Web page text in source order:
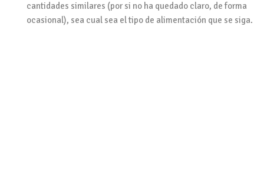
cantidades similares (por si no ha quedado claro, de forma
ocasional), sea cual sea el tipo de alimentación que se siga.